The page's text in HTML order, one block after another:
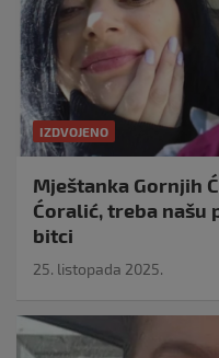
IZDVOJENO
Mještanka Gornjih
Ćoralić, treba našu
bitci
25. listopada 2025.